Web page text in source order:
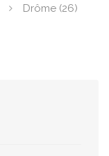
Drôme (26)